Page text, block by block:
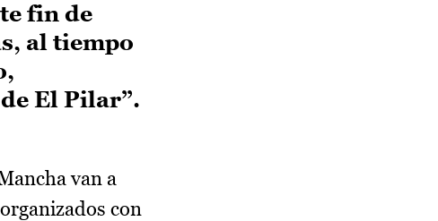
fin de
al tiempo
El Pilar”.
van a
con